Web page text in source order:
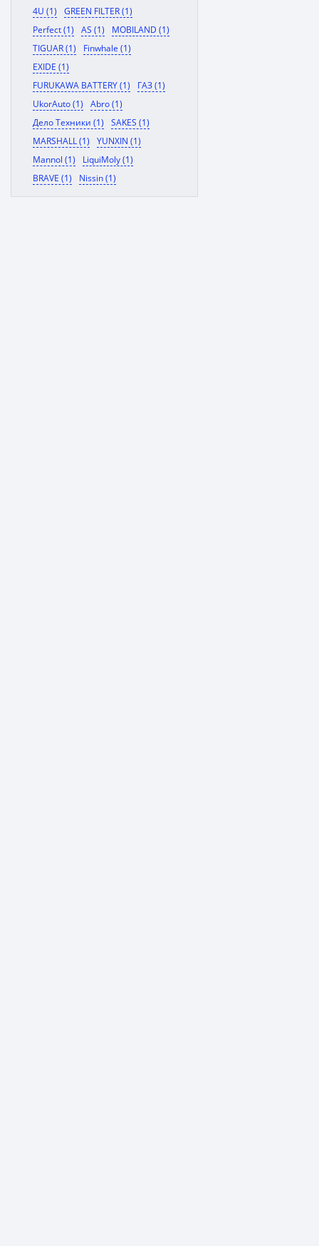
4U (1)
GREEN FILTER (1)
Perfect (1)
AS (1)
MOBILAND (1)
TIGUAR (1)
Finwhale (1)
EXIDE (1)
FURUKAWA BATTERY (1)
ГАЗ (1)
UkorAuto (1)
Abro (1)
Дело Техники (1)
SAKES (1)
MARSHALL (1)
YUNXIN (1)
Mannol (1)
LiquiMoly (1)
BRAVE (1)
Nissin (1)